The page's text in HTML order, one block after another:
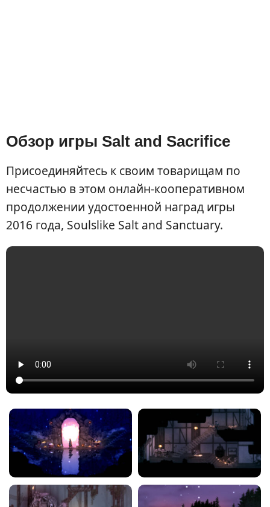
Обзор игры Salt and Sacrifice
Присоединяйтесь к своим товарищам по
несчастью в этом онлайн-кооперативном
продолжении удостоенной наград игры
2016 года, Soulslike Salt and Sanctuary.